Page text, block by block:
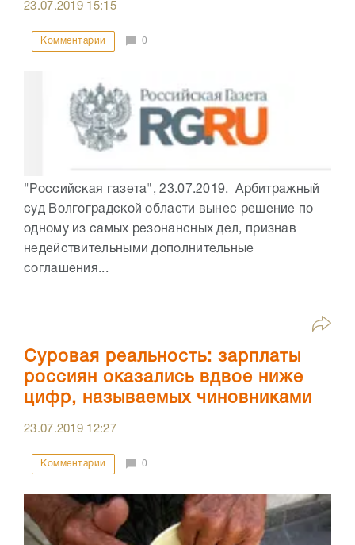
23.07.2019 15:15
Комментарии 0
"Российская газета", 23.07.2019. Арбитражный
суд Волгоградской области вынес решение по
одному из самых резонансных дел, признав
недействительными дополнительные
соглашения...
Суровая реальность: зарплаты
россиян оказались вдвое ниже
цифр, называемых чиновниками
23.07.2019 12:27
Комментарии 0